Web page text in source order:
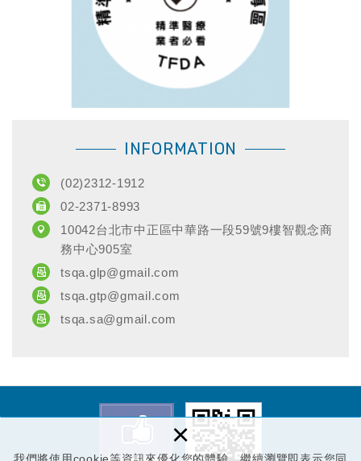
×
INFORMATION
(02)2312-1912
02-2371-8993
10042台北市中正區中華路一段59號9樓智觀念商
務中心905室
tsqa.glp@gmail.com
tsqa.gtp@gmail.com
tsqa.sa@gmail.com